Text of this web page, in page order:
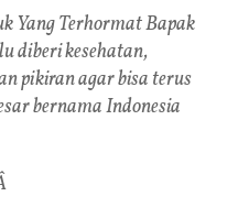
Yang Terhormat Bapak
diberi kesehatan,
pikiran agar bisa terus
bernama Indonesia